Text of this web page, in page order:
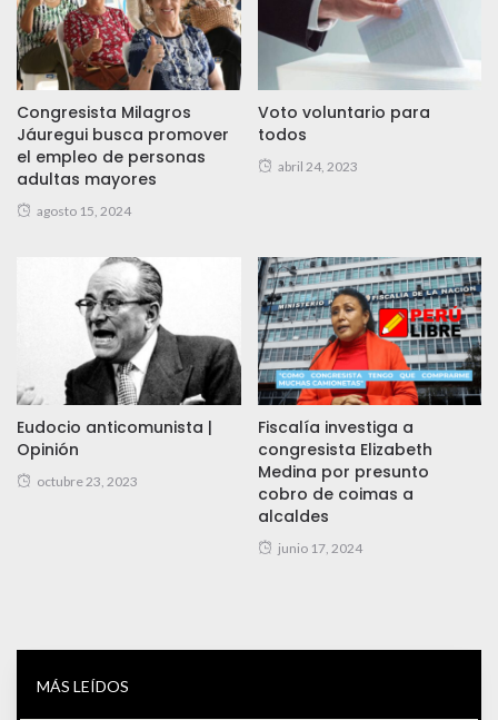
Congresista Milagros
Jáuregui busca promover
el empleo de personas
adultas mayores
agosto 15, 2024
Voto voluntario para
todos
abril 24, 2023
Eudocio anticomunista |
Opinión
octubre 23, 2023
Fiscalía investiga a
congresista Elizabeth
Medina por presunto
cobro de coimas a
alcaldes
junio 17, 2024
MÁS LEÍDOS